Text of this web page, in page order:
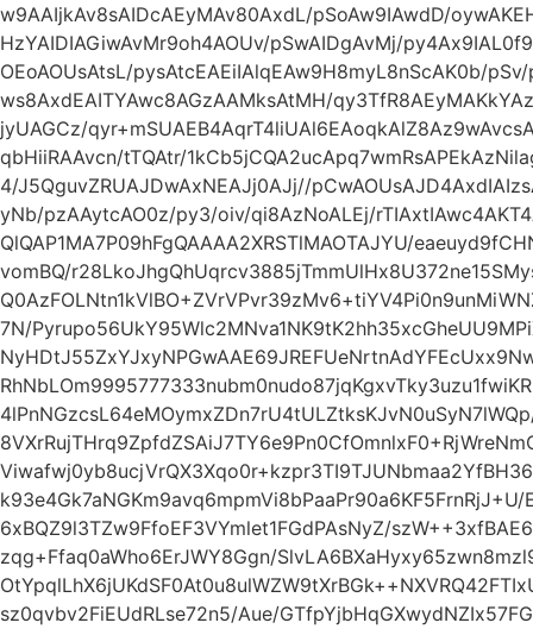
w9AAIjkAv8sAIDcAEyMAv80AxdL/pSoAw9IAwdD/
HzYAIDIAGiwAvMr9oh4AOUv/pSwAIDgAvMj/
OEoAOUsAtsL/pysAtcEAEiIAlqEAw9H8myL8nScAK0b/
ws8AxdEAITYAwc8AGzAAMksAtMH/
jyUAGCz/
qbHiiRAAvcn/tTQAtr/
4/J5QguvZRUAJDwAxNEAJj0AJj//
yNb/pzAAytcAO0z/py3/oiv/qi8AzNoALEj/
QlQAP1MA7P09hFgQAAAA2XRSTlMAOTAJYU/
vomBQ/
7N/
6xBQZ9l3TZw9FfoEF3VYmlet1FGdPAsNyZ/
zqg+Ffaq0aWho6ErJWY8Ggn/
sz0qvbv2FiEUdRLse72n5/Aue/